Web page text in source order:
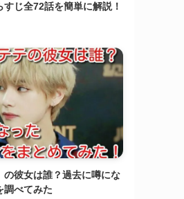
じ全72話を簡単に解説！
の彼女は誰？過去に噂にな
調べてみた